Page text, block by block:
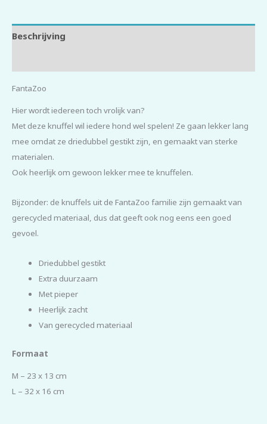
Beschrijving
FantaZoo
Hier wordt iedereen toch vrolijk van?
Met deze knuffel wil iedere hond wel spelen! Ze gaan lekker lang
mee omdat ze driedubbel gestikt zijn, en gemaakt van sterke
materialen.
Ook heerlijk om gewoon lekker mee te knuffelen.
Bijzonder: de knuffels uit de FantaZoo familie zijn gemaakt van
gerecycled materiaal, dus dat geeft ook nog eens een goed
gevoel.
Driedubbel gestikt
Extra duurzaam
Met pieper
Heerlijk zacht
Van gerecycled materiaal
Formaat
M – 23 x 13 cm
L – 32 x 16 cm